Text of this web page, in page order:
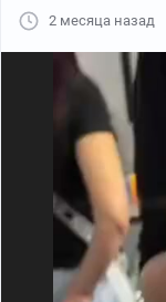
2 месяца назад